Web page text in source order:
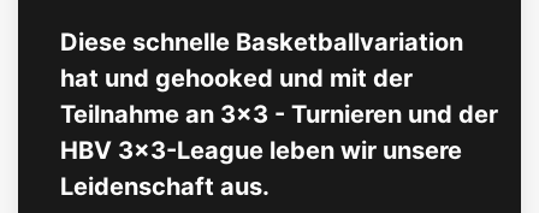
Diese schnelle Basketballvariation
hat und gehooked und mit der
Teilnahme an 3x3 - Turnieren und der
HBV 3x3-League leben wir unsere
Leidenschaft aus.